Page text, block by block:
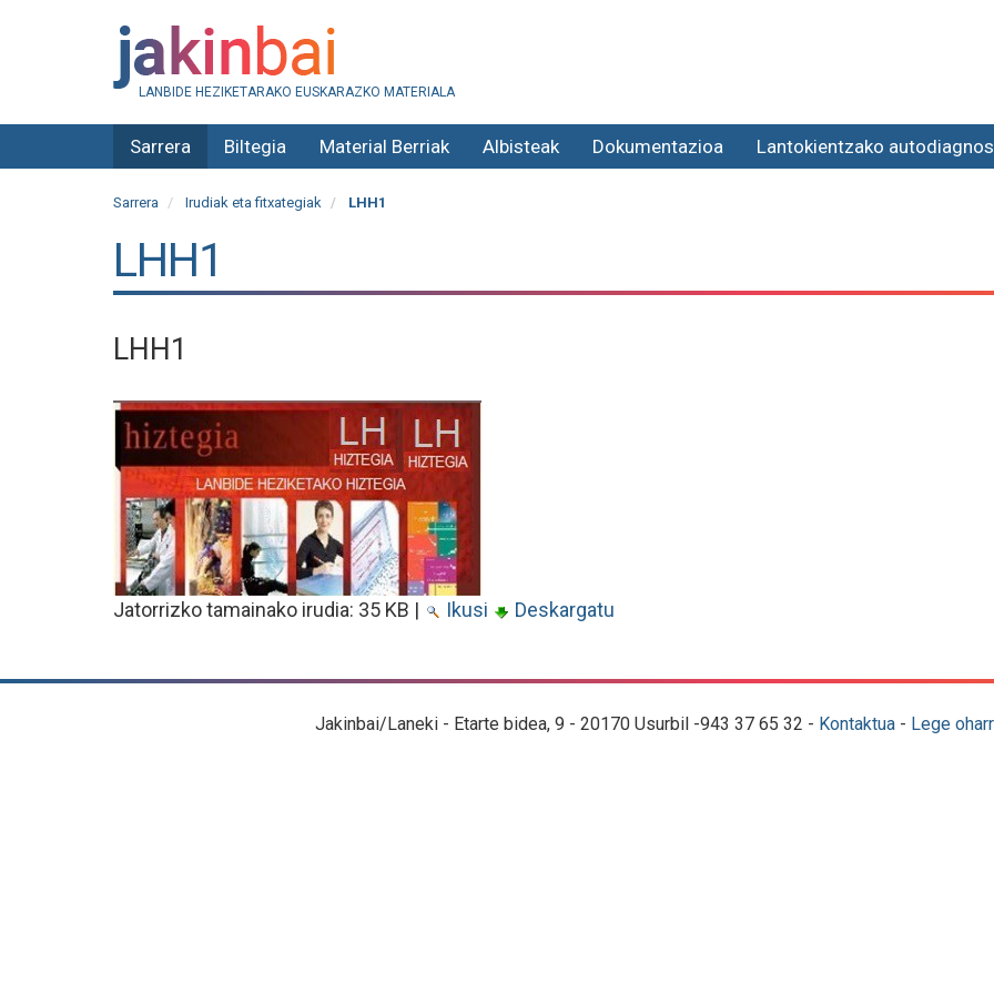
LANBIDE HEZIKETARAKO EUSKARAZKO MATERIALA
Sarrera Biltegia Material Berriak Albisteak Dokumentazioa Lantokientzako
Sarrera Irudiak eta fitxategiak LHH1
LHH1
LHH1
Jatorrizko tamainako irudia: 35 KB | Ikusi Deskargatu
Jakinbai/Laneki - Etarte bidea, 9 - 20170 Usurbil -943 37 65 32 - Kontaktua- Lege